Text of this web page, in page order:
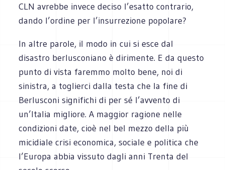
CLN avrebbe invece deciso l’esatto contrario,
dando l’ordine per l’insurrezione popolare?
In altre parole, il modo in cui si esce dal
disastro berlusconiano è dirimente. E da questo
punto di vista faremmo molto bene, noi di
sinistra, a toglierci dalla testa che la fine di
Berlusconi significhi di per sé l’avvento di
un’Italia migliore. A maggior ragione nelle
condizioni date, cioè nel bel mezzo della più
micidiale crisi economica, sociale e politica che
l’Europa abbia vissuto dagli anni Trenta del